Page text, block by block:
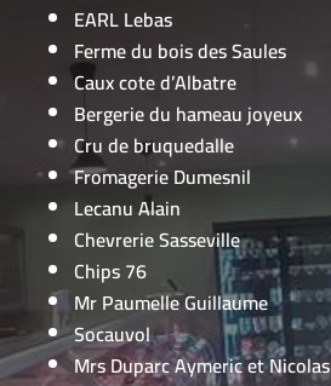
EARL Lebas
Ferme du bois des Saules
Caux cote d’Albatre
Bergerie du hameau joyeux
Cru de bruquedalle
Fromagerie Dumesnil
Lecanu Alain
Chevrerie Sasseville
Chips 76
Mr Paumelle Guillaume
Socauvol
Mrs Duparc Aymeric et Nicolas